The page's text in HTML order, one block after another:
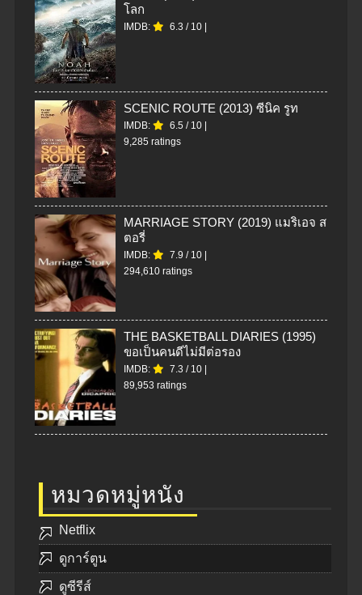
โลก
IMDB: 6.3 / 10
SCENIC ROUTE (2013) ซีนิค รูท
IMDB: 6.5 / 10
9,285 ratings
MARRIAGE STORY (2019) แมริเอจ ส
ตอรี่
IMDB: 7.9 / 10
294,610 ratings
THE BASKETBALL DIARIES (1995)
ขอเป็นคนดีไม่มีต่อรอง
IMDB: 7.3 / 10
89,953 ratings
หมวดหมู่หนัง
Netflix
ดูการ์ตูน
ดูซีรีส์